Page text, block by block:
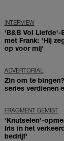
INTERVIEW
'B&B Vol Liefde'-
met Frank: 'Hij
op voor mij'
ADVERTORIAL
Zin om te
series verdienen
FRAGMENT GEMIST
'Knutselen'-
Iris in het
bedrijf'